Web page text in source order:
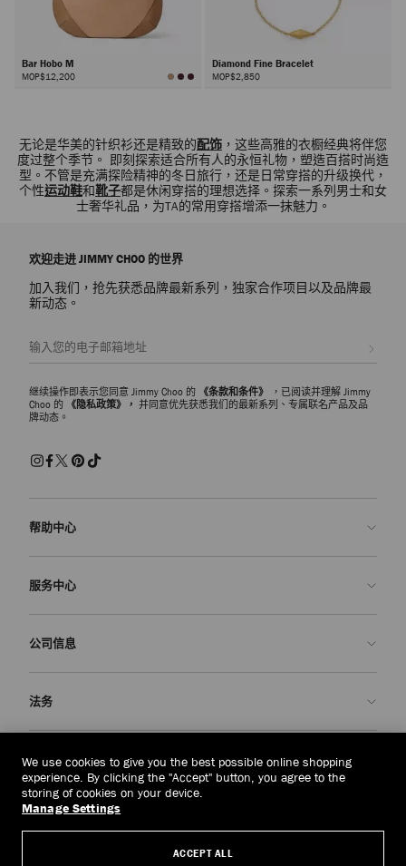
Bar Hobo M
MOP$12,200
Diamond Fine Bracelet
MOP$2,850
步
无论是华美的针织衫还是精致的配饰 ，这些高雅的衣橱经典将伴您
度过整个季节。 即刻探索适合所有人的永恒礼物，塑造百搭时尚造
型。不管是充满探险精神的冬日旅行，还是日常穿搭的升级换代，
个性运动鞋和靴子都是休闲穿搭的理想选择。探索一系列男士和女
士奢华礼品，为TA的常用穿搭增添一抹魅力。
欢迎走进 JIMMY CHOO 的世界
加入我们，抢先获悉品牌最新系列，独家合作项目以及品牌最
新动态。
继续操作即表示您同意 Jimmy Choo 的 《条款和条件》
，已阅读并理解 Jimmy
Choo 的 《隐私政策》， 并同意优先获悉我们的最新系列、专属联名产品及品
牌动态。
帮助中心
常见问题解答
提交退货
送货
服务中心
定制服务
保修服务
公司信息
我们的历史
我们的影响与责任
我們的影響與責任
匠心工艺
法务
条款与条件
被遗忘权
主体访问请求表
中国澳门(MOP$)
We use cookies to give you the best possible online shopping
experience. By clicking the "Accept" button, you agree to the
storing of cookies on your device.
Manage Settings
ACCEPT ALL